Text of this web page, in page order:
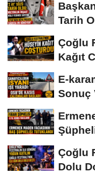
Tarih
Çoğlu
Kağıt
E-
Sonuç
Çoğlu
Dolu